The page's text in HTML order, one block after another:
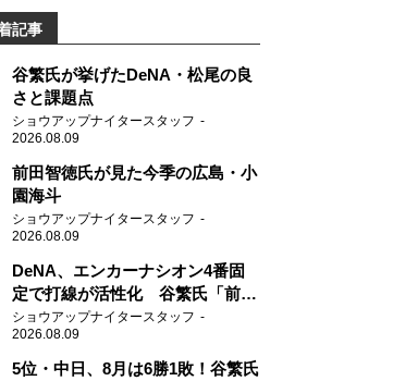
記事
谷繁氏が挙げたDeNA・松尾の良
さと課題点
ショウアップナイタースタッフ
2026.08.09
前田智徳氏が見た今季の広島・小
園海斗
ショウアップナイタースタッフ
2026.08.09
DeNA、エンカーナシオン4番固
定で打線が活性化 谷繁氏「前後
の流れがすごく良くなりました
ね」
ショウアップナイタースタッフ
2026.08.09
5位・中日、8月は6勝1敗！谷繁氏